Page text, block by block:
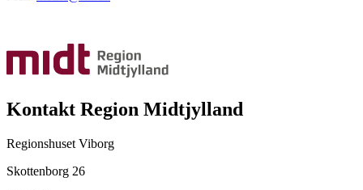
Kontakt Region Midtjylland
Regionshuset Viborg
Skottenborg 26